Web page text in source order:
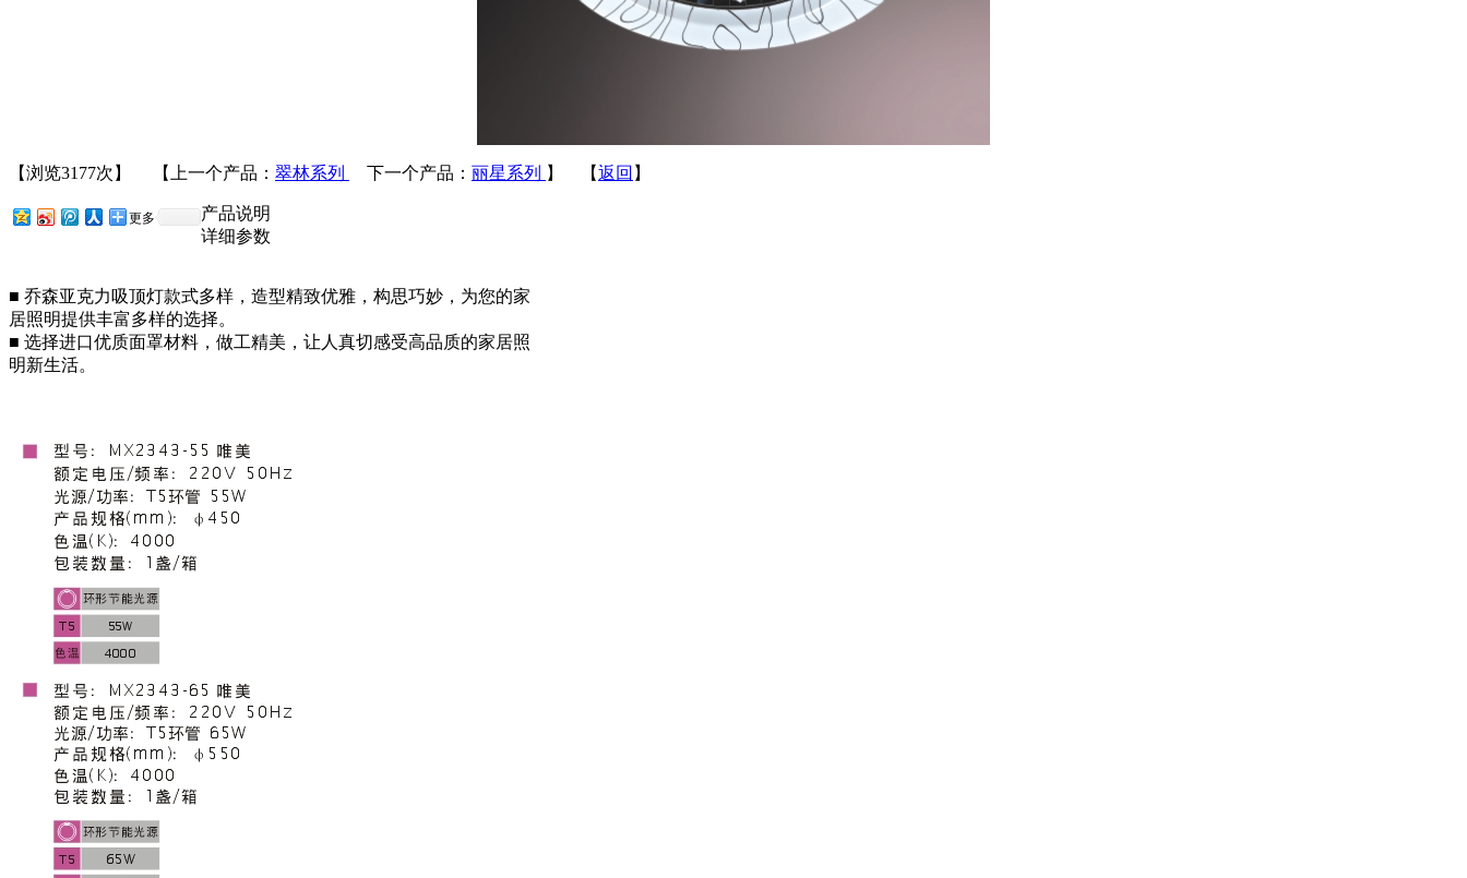
【浏览3177次】 【上一个产品： 翠林系列 下一个产品： 丽星系列 】 【返回 】
更多
产品说明
详细参数
■ 乔森亚克力吸顶灯款式多样，造型精致优雅，构思巧妙，为您的家
居照明提供丰富多样的选择。
■ 选择进口优质面罩材料，做工精美，让人真切感受高品质的家居照
明新生活。